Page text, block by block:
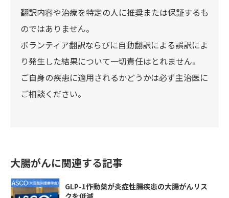
翻訳内容や治療を特定の人に推奨または保証するも
のではありません。
ボランティア翻訳ならびに自動翻訳による誤訳によ
り発生した結果について一切責任はとれません。
ご自身の疾患に適用されるかどうかは必ず主治医に
ご相談ください。
大腸がんに関連する記事
GLP-1作動薬が炎症性腸疾患の大腸がんリス